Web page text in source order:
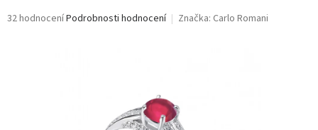
Průměrné
32 hodnoceníPodrobnosti hodnocení Značka: Carlo Romani